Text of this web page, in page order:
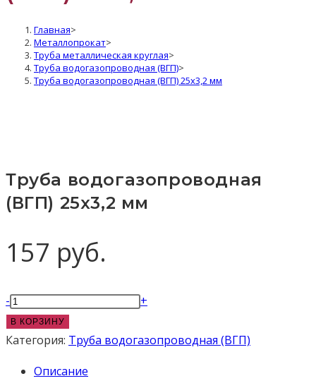
Главная>
Металлопрокат>
Труба металлическая круглая>
Труба водогазопроводная (ВГП)>
Труба водогазопроводная (ВГП) 25х3,2 мм
Труба водогазопроводная
(ВГП) 25х3,2 мм
157 руб.
Количество
товара
Труба
(ВГП)
- +
В КОРЗИНУ
Категория: Труба водогазопроводная (ВГП)
Описание